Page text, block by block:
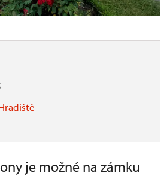
je možné na zámku